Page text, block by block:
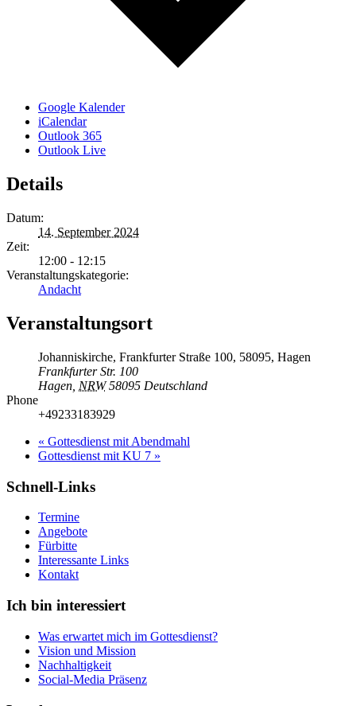
Google Kalender
iCalendar
Outlook 365
Outlook Live
Details
Datum:
14. September 2024
Zeit:
12:00 - 12:15
Veranstaltungskategorie:
Andacht
Veranstaltungsort
Johanniskirche, Frankfurter Straße 100, 58095, Hagen
Frankfurter Str. 100
Hagen NRW 58095 Deutschland
Phone
+49233183929
« Gottesdienst mit Abendmahl
Gottesdienst mit KU 7 »
Schnell-Links
Termine
Angebote
Fürbitte
Interessante Links
Kontakt
Ich bin interessiert
Was erwartet mich im Gottesdienst?
Vision und Mission
Nachhaltigkeit
Social-Media Präsenz